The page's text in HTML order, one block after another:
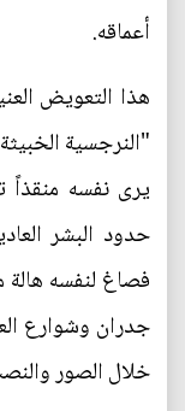
أعماقه.
هذا التعويض
"النرجسية
يرى نفسه منقذاً
حدود البشر
فصاغ لنفسه هالة
جدران وشوارع
خلال الصور